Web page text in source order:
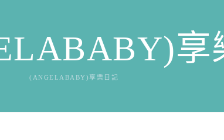
享
(ANGELABABY)享樂日記